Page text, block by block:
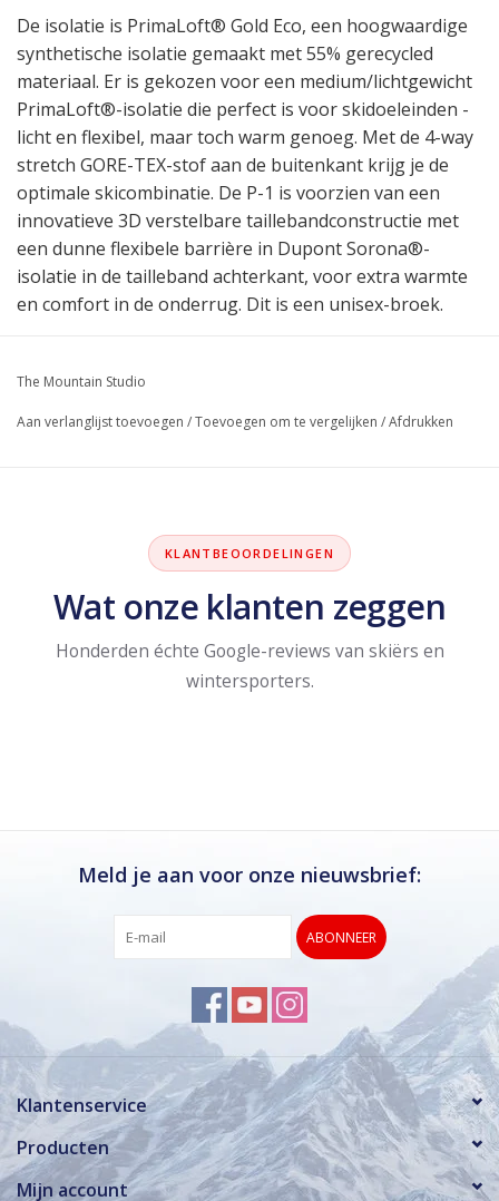
De isolatie is PrimaLoft® Gold Eco, een hoogwaardige
synthetische isolatie gemaakt met 55% gerecycled
materiaal. Er is gekozen voor een medium/lichtgewicht
PrimaLoft®-isolatie die perfect is voor skidoeleinden -
licht en flexibel, maar toch warm genoeg. Met de 4-way
stretch GORE-TEX-stof aan de buitenkant krijg je de
optimale skicombinatie. De P-1 is voorzien van een
innovatieve 3D verstelbare taillebandconstructie met
een dunne flexibele barrière in Dupont Sorona®-
isolatie in de tailleband achterkant, voor extra warmte
en comfort in de onderrug. Dit is een unisex-broek.
The Mountain Studio
Aan verlanglijst toevoegen /Toevoegen om te vergelijken /Afdrukken
KLANTBEOORDELINGEN
Wat onze klanten zeggen
Honderden échte Google-reviews van skiërs en
wintersporters.
Meld je aan voor onze nieuwsbrief:
ABONNEER
Klantenservice
Producten
Mijn account